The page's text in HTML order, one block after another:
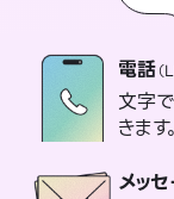
電話
文字
きます。
メッ